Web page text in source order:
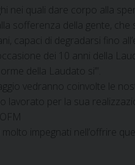
quali dare corpo alla
sofferenza della gente,
capaci di degradarsi fino
dei 10 anni della
della Laudato si’”.
vedranno coinvolte le
lavorato per la sua
impegnati nell’offrire